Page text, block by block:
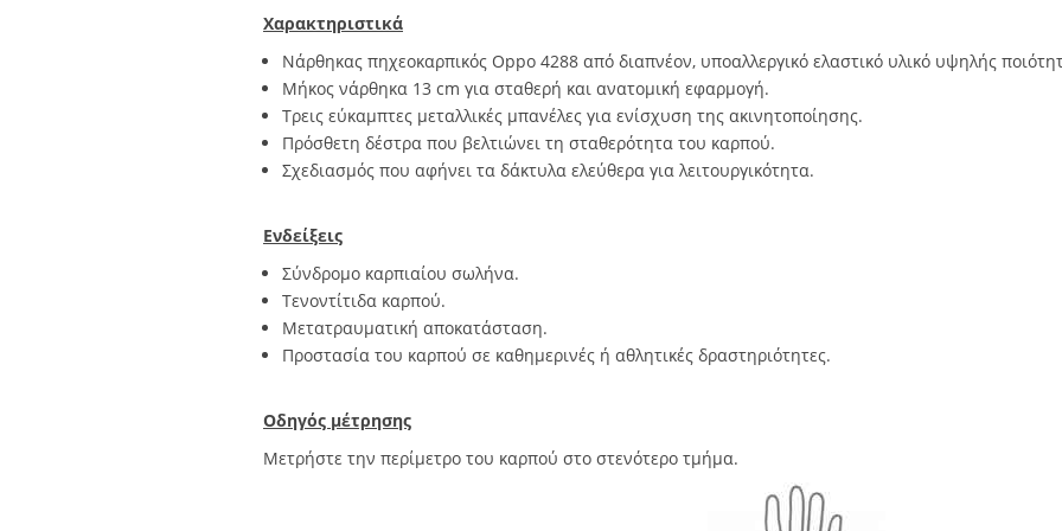
Χαρακτηριστικά
Νάρθηκας πηχεοκαρπικός Oppo 4288 από διαπνέον, υποαλλεργικό ελαστικό υλικό υψηλής
Μήκος νάρθηκα 13 cm για σταθερή και ανατομική εφαρμογή.
Τρεις εύκαμπτες μεταλλικές μπανέλες για ενίσχυση της ακινητοποίησης.
Πρόσθετη δέστρα που βελτιώνει τη σταθερότητα του καρπού.
Σχεδιασμός που αφήνει τα δάκτυλα ελεύθερα για λειτουργικότητα.
Ενδείξεις
Σύνδρομο καρπιαίου σωλήνα.
Τενοντίτιδα καρπού.
Μετατραυματική αποκατάσταση.
Προστασία του καρπού σε καθημερινές ή αθλητικές δραστηριότητες.
Οδηγός μέτρησης
Μετρήστε την περίμετρο του καρπού στο στενότερο τμήμα.